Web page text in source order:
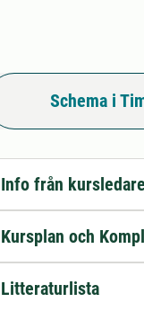
Schema i
Info från
Kursplan och
Litteraturlista